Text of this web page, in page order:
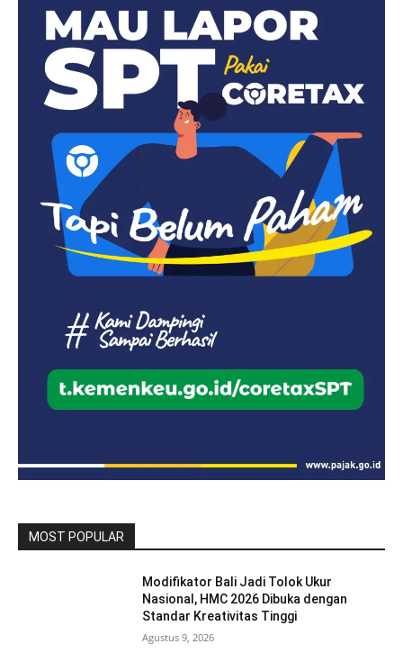
MOST POPULAR
Modifikator Bali Jadi Tolok Ukur
Nasional, HMC 2026 Dibuka dengan
Standar Kreativitas Tinggi
Agustus 9, 2026